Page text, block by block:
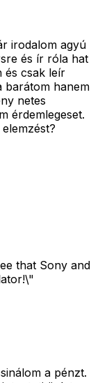
irodalom agyú
és ír róla hat
és csak leír
barátom hanem
netes
érdemlegeset.
that Sony and
a pénzt.